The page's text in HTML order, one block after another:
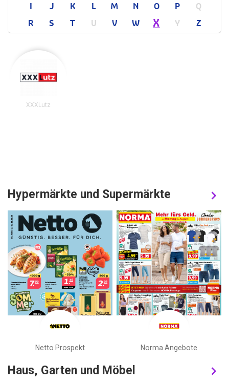
I
J K L M N O P
Q
R
S T U V W X Y Z
XXXLutz
Hypermärkte und Supermärkte
Netto Prospekt Norma Angebote
Haus, Garten und Möbel